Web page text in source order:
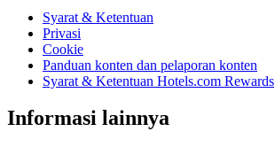
Syarat & Ketentuan
Privasi
Cookie
Panduan konten dan pelaporan konten
Syarat & Ketentuan Hotels.com Rewards
Informasi lainnya